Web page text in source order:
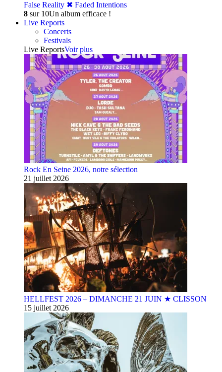
False Reality ✖︎ Faded Intentions
8 sur 10Un album efficace !
Live Reports
Concerts
Festivals
Live ReportsVoir plus
Rock En Seine 2026, notre sélection
21 juillet 2026
HELLFEST 2026 – DIMANCHE 21 JUIN ★ CLISSON
15 juillet 2026